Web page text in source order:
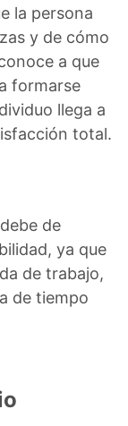
la persona
y de cómo
a que
formarse
llega a
total.
de
ya que
de trabajo,
de tiempo